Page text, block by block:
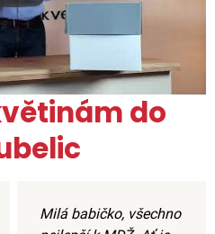
do
Milá babičko, všechno